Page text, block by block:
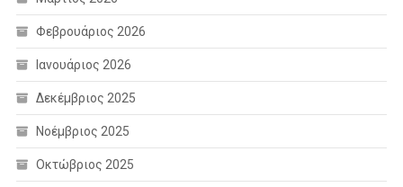
Φεβρουάριος 2026
Ιανουάριος 2026
Δεκέμβριος 2025
Νοέμβριος 2025
Οκτώβριος 2025